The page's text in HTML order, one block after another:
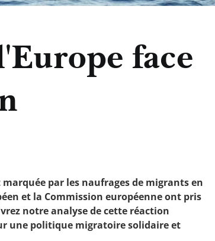
face
par les naufrages de migrants en
et la Commission européenne ont pris
notre analyse de cette réaction
une politique migratoire solidaire et